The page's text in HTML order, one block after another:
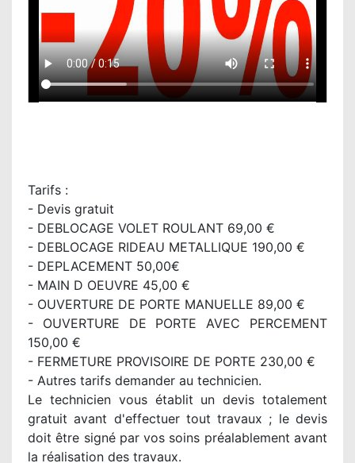
Tarifs :
- Devis gratuit
- DEBLOCAGE VOLET ROULANT 69,00 €
- DEBLOCAGE RIDEAU METALLIQUE 190,00 €
- DEPLACEMENT 50,00€
- MAIN D OEUVRE 45,00 €
- OUVERTURE DE PORTE MANUELLE 89,00 €
- OUVERTURE DE PORTE AVEC PERCEMENT
150,00 €
- FERMETURE PROVISOIRE DE PORTE 230,00 €
- Autres tarifs demander au technicien.
Le technicien vous établit un devis totalement
gratuit avant d'effectuer tout travaux ; le devis
doit être signé par vos soins préalablement avant
la réalisation des travaux.